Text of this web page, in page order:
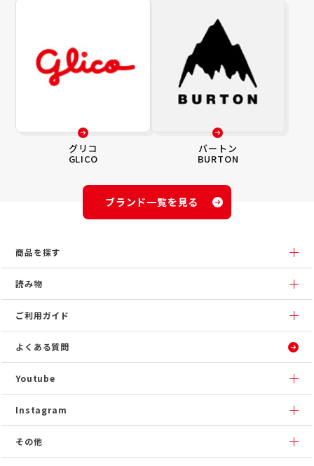
グリコ
GLICO
バートン
BURTON
ブランド一覧を見る
商品を探す
読み物
ご利用ガイド
よくある質問
Youtube
Instagram
その他